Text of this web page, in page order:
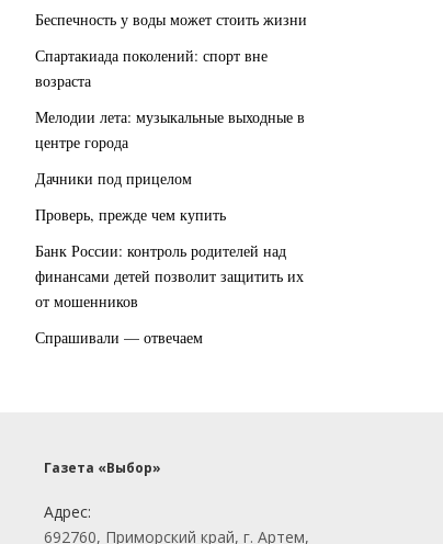
Беспечность у воды может стоить жизни
Спартакиада поколений: спорт вне
возраста
Мелодии лета: музыкальные выходные в
центре города
Дачники под прицелом
Проверь, прежде чем купить
Банк России: контроль родителей над
финансами детей позволит защитить их
от мошенников
Спрашивали — отвечаем
Газета «Выбор»
Адрес:
692760, Приморский край, г. Артем,